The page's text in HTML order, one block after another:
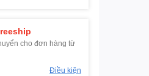
cho đơn hàng từ
Điều kiện